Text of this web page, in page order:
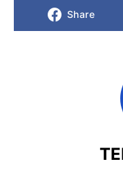
Share